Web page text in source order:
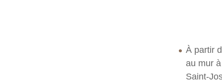
À partir
au mur
Saint-